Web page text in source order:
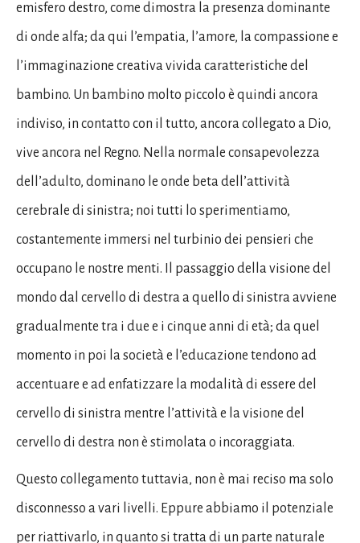
emisfero destro, come dimostra la presenza dominante
di onde alfa; da qui l’empatia, l’amore, la compassione e
l’immaginazione creativa vivida caratteristiche del
bambino. Un bambino molto piccolo è quindi ancora
indiviso, in contatto con il tutto, ancora collegato a Dio,
vive ancora nel Regno. Nella normale consapevolezza
dell’adulto, dominano le onde beta dell’attività
cerebrale di sinistra; noi tutti lo sperimentiamo,
costantemente immersi nel turbinio dei pensieri che
occupano le nostre menti. Il passaggio della visione del
mondo dal cervello di destra a quello di sinistra avviene
gradualmente tra i due e i cinque anni di età; da quel
momento in poi la società e l’educazione tendono ad
accentuare e ad enfatizzare la modalità di essere del
cervello di sinistra mentre l’attività e la visione del
cervello di destra non è stimolata o incoraggiata.
Questo collegamento tuttavia, non è mai reciso ma solo
disconnesso a vari livelli. Eppure abbiamo il potenziale
per riattivarlo, in quanto si tratta di un parte naturale